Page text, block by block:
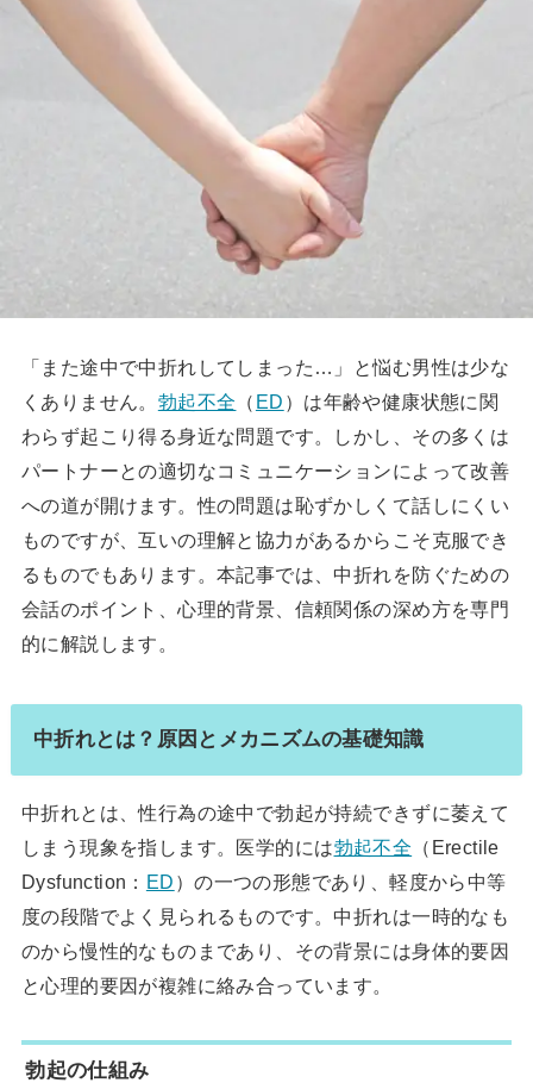
「また途中で中折れしてしまった…」と悩む男性は少な
くありません。 勃起不全 （ ED ）は年齢や健康状態に関
わらず起こり得る身近な問題です。しかし、その多くは
パートナーとの適切なコミュニケーションによって改善
への道が開けます。性の問題は恥ずかしくて話しにくい
ものですが、互いの理解と協力があるからこそ克服でき
るものでもあります。本記事では、中折れを防ぐための
会話のポイント、心理的背景、信頼関係の深め方を専門
的に解説します。
中折れとは？原因とメカニズムの基礎知識
中折れとは、性行為の途中で勃起が持続できずに萎えて
しまう現象を指します。医学的には勃起不全 （Erectile
Dysfunction： ED ）の一つの形態であり、軽度から中等
度の段階でよく見られるものです。中折れは一時的なも
のから慢性的なものまであり、その背景には身体的要因
と心理的要因が複雑に絡み合っています。
勃起の仕組み